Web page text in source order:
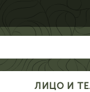
ЛИЦО И